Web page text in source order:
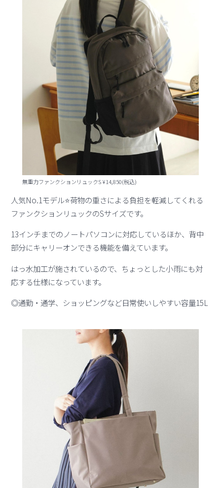
無重力ファンクションリュックS ¥14,850(税込)
人気No.1モデル⭐️荷物の重さによる負担を軽減してくれる
ファンクションリュックのSサイズです。
13インチまでのノートパソコンに対応しているほか、背中
部分にキャリーオンできる機能を備えています。
はっ水加工が施されているので、ちょっとした小雨にも対
応する仕様になっています。
◎通勤・通学、ショッピングなど日常使いしやすい容量15L